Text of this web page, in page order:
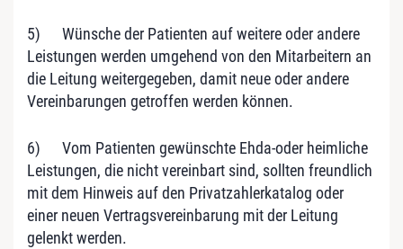
5) Wünsche der Patienten auf weitere oder andere
Leistungen werden umgehend von den Mitarbeitern an
die Leitung weitergegeben, damit neue oder andere
Vereinbarungen getroffen werden können.
6) Vom Patienten gewünschte Ehda-oder heimliche
Leistungen, die nicht vereinbart sind, sollten freundlich
mit dem Hinweis auf den Privatzahlerkatalog oder
einer neuen Vertragsvereinbarung mit der Leitung
gelenkt werden.